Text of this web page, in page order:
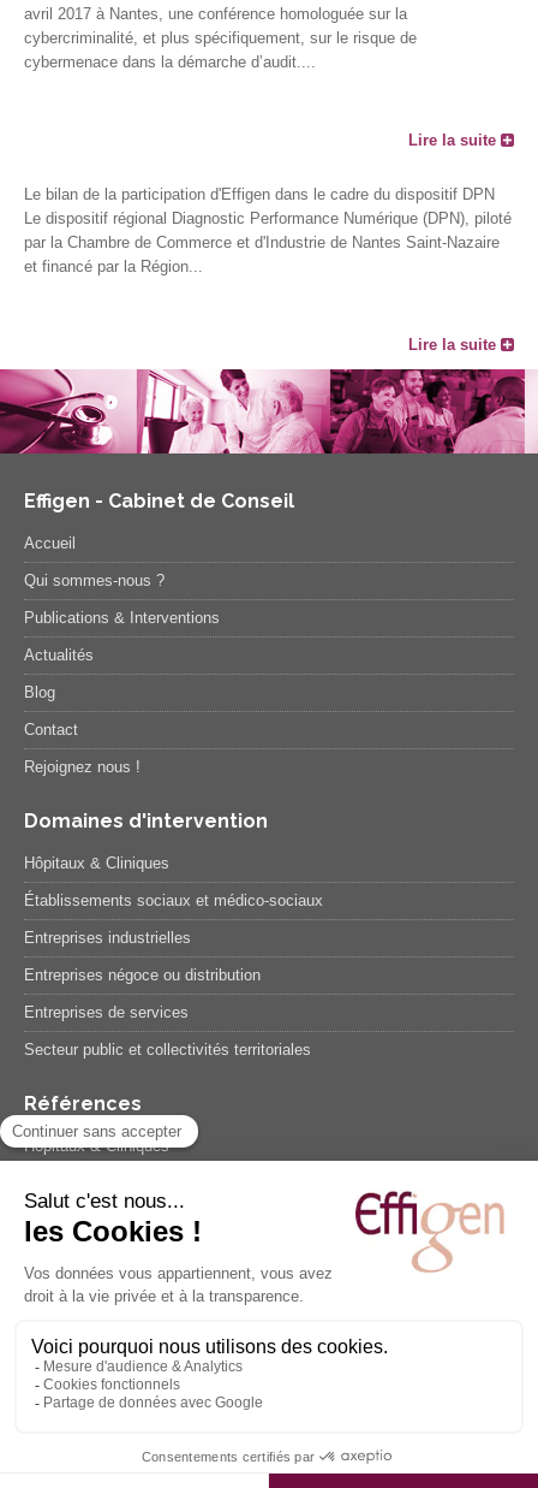
avril 2017 à Nantes, une conférence homologuée sur la
cybercriminalité, et plus spécifiquement, sur le risque de
cybermenace dans la démarche d’audit....
Lire la suite
Le bilan de la participation d'Effigen dans le cadre du dispositif DPN
Le dispositif régional Diagnostic Performance Numérique (DPN), piloté
par la Chambre de Commerce et d'Industrie de Nantes Saint-Nazaire
et financé par la Région...
Lire la suite
Effigen - Cabinet de Conseil
Accueil
Qui sommes-nous ?
Publications & Interventions
Actualités
Blog
Contact
Rejoignez nous !
Domaines d'intervention
Hôpitaux & Cliniques
Établissements sociaux et médico-sociaux
Entreprises industrielles
Entreprises négoce ou distribution
Entreprises de services
Secteur public et collectivités territoriales
Références
Hôpitaux & Cliniques
Entreprises industrielles
Entreprises de services
Témoignages